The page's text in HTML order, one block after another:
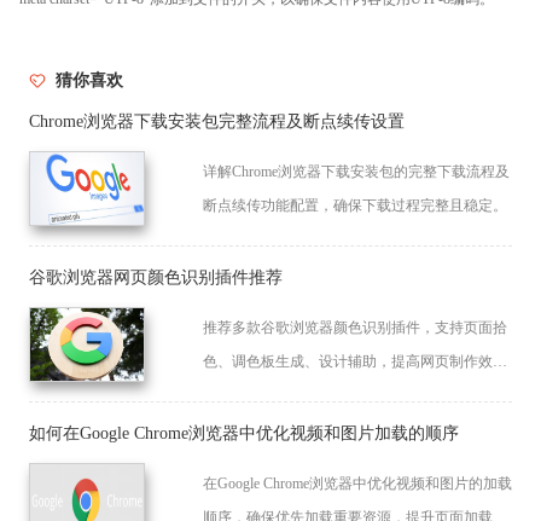
猜你喜欢
Chrome浏览器下载安装包完整流程及断点续传设置
详解Chrome浏览器下载安装包的完整下载流程及
断点续传功能配置，确保下载过程完整且稳定。
谷歌浏览器网页颜色识别插件推荐
推荐多款谷歌浏览器颜色识别插件，支持页面拾
色、调色板生成、设计辅助，提高网页制作效
如何在Google Chrome浏览器中优化视频和图片加载的顺序
在Google Chrome浏览器中优化视频和图片的加载
顺序，确保优先加载重要资源，提升页面加载速